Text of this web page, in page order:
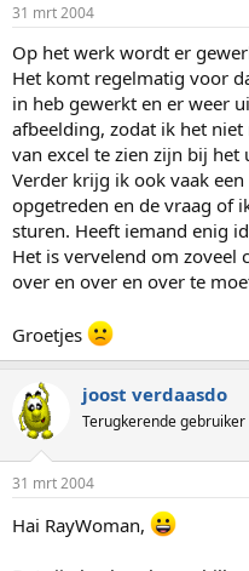
s
t
a
r
t
e
r
m
31 mrt 2004
Op het werk wordt er
Het komt regelmatig voor
in heb gewerkt en er weer
afbeelding, zodat ik het
van excel te zien zijn bij het
Verder krijg ik ook vaak
opgetreden en de vraag of
sturen. Heeft iemand enig
Het is vervelend om zoveel
over en over en over te
Groetjes
joost verdaasdo
Terugkerende gebruiker
31 mrt 2004
Hai RayWoman,